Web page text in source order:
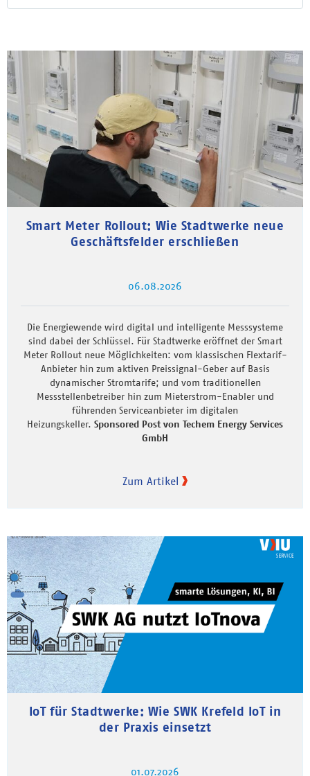
Smart Meter Rollout: Wie Stadtwerke neue
Geschäftsfelder erschließen
06.08.2026
Die Energiewende wird digital und intelligente Messsysteme
sind dabei der Schlüssel. Für Stadtwerke eröffnet der Smart
Meter Rollout neue Möglichkeiten: vom klassischen Flextarif-
Anbieter hin zum aktiven Preissignal-Geber auf Basis
dynamischer Stromtarife; und vom traditionellen
Messstellenbetreiber hin zum Mieterstrom-Enabler und
führenden Serviceanbieter im digitalen
Heizungskeller. Sponsored Post von Techem Energy Services
GmbH
Zum Artikel
IoT für Stadtwerke: Wie SWK Krefeld IoT in
der Praxis einsetzt
01.07.2026